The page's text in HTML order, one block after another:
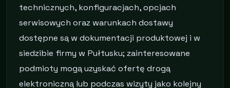
technicznych, konfiguracjach, opcjach
serwisowych oraz warunkach dostawy
dostępne są w dokumentacji produktowej i w
siedzibie firmy w Pułtusku; zainteresowane
podmioty mogą uzyskać ofertę drogą
elektroniczną lub podczas wizyty jako kolejny